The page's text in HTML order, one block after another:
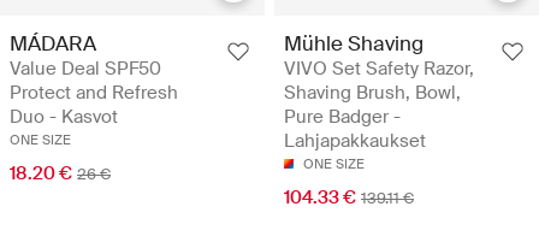
MÁDARA
Value Deal SPF50
Protect and Refresh
Duo - Kasvot
ONE SIZE
18.20 € 26 €
Mühle Shaving
VIVO Set Safety Razor,
Shaving Brush, Bowl,
Pure Badger -
Lahjapakkaukset
ONE SIZE
104.33 € 139.11 €